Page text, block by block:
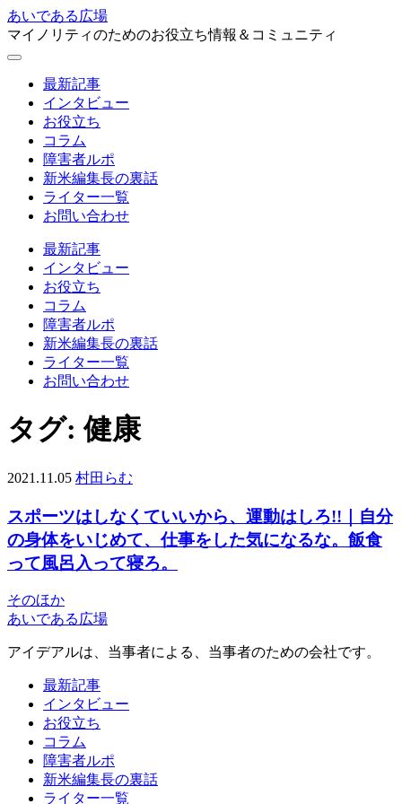
あいである広場
マイノリティのためのお役立ち情報＆コミュニティ
最新記事
インタビュー
お役立ち
コラム
障害者ルポ
新米編集長の裏話
ライター一覧
お問い合わせ
最新記事
インタビュー
お役立ち
コラム
障害者ルポ
新米編集長の裏話
ライター一覧
お問い合わせ
タグ:健康
2021.11.05 村田らむ
スポーツはしなくていいから、運動はしろ!!｜自分
の身体をいじめて、仕事をした気になるな。飯食
って風呂入って寝ろ。
そのほか
あいである広場
アイデアルは、当事者による、当事者のための会社です。
最新記事
インタビュー
お役立ち
コラム
障害者ルポ
新米編集長の裏話
ライター一覧